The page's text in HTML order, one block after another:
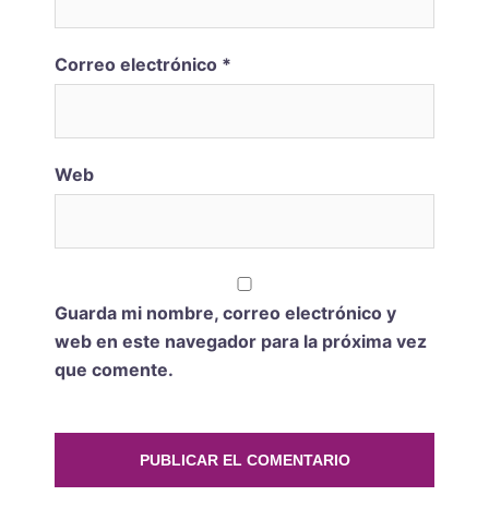
Correo electrónico *
Web
Guarda mi nombre, correo electrónico y
web en este navegador para la próxima vez
que comente.